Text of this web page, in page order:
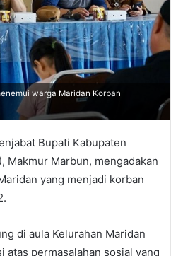
warga Maridan Korban
Bupati Kabupaten
Makmur Marbun, mengadakan
yang menjadi korban
di aula Kelurahan Maridan
permasalahan sosial yang